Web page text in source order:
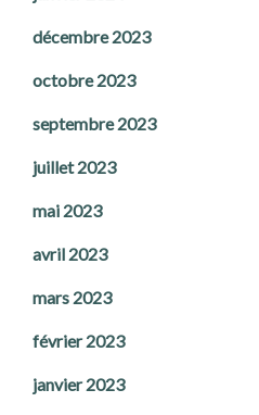
décembre 2023
octobre 2023
septembre 2023
juillet 2023
mai 2023
avril 2023
mars 2023
février 2023
janvier 2023